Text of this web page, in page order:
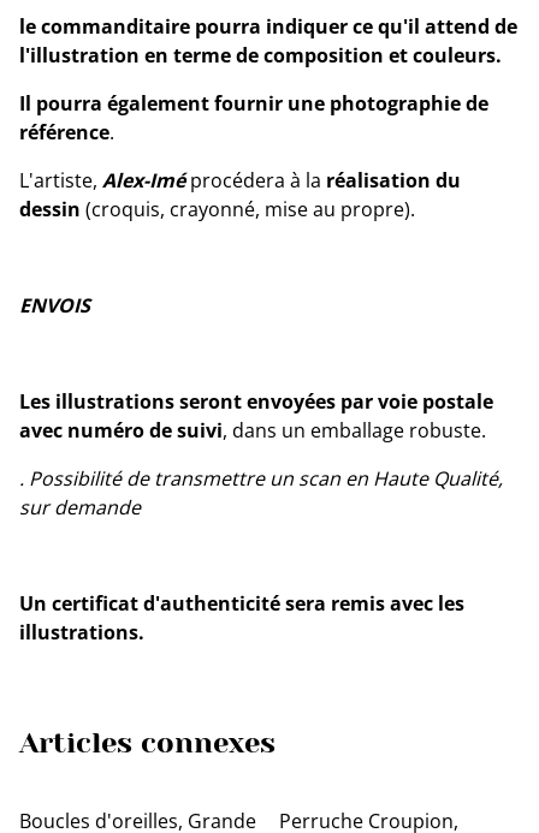
le commanditaire pourra indiquer ce qu'il attend de
l'illustration en terme de composition et couleurs.
Il pourra également fournir une photographie de
référence.
L'artiste, Alex-Iméprocédera à la réalisation du
dessin (croquis, crayonné, mise au propre).
ENVOIS
Les illustrations seront envoyées par voie postale
avec numéro de suivi, dans un emballage robuste.
. Possibilité de transmettre un scan en Haute Qualité,
sur demande
Un certificat d'authenticité sera remis avec les
illustrations.
Articles connexes
Boucles d'oreilles, Grande
Perruche Croupion,